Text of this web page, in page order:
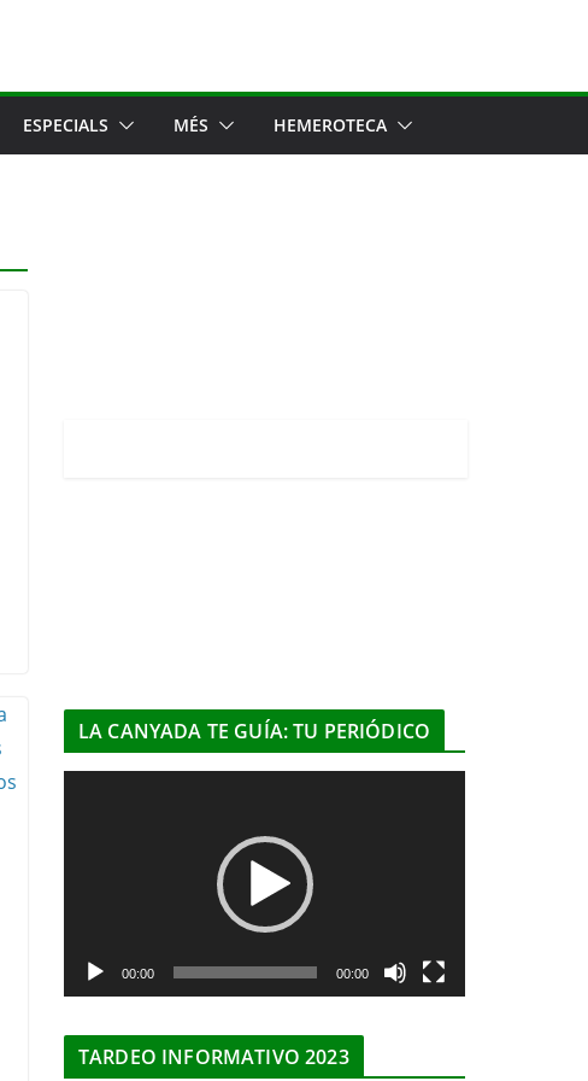
ESPECIALS MÉS HEMEROTECA
LA CANYADA TE GUÍA: TU PERIÓDICO
c
00:00 00:00
TARDEO INFORMATIVO 2023